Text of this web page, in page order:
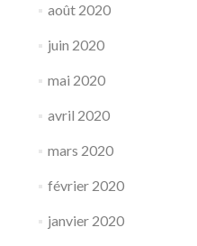
août 2020
juin 2020
mai 2020
avril 2020
mars 2020
février 2020
janvier 2020